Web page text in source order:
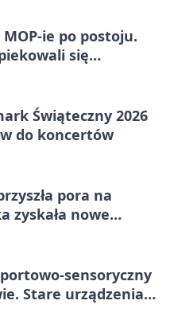
MOP-ie po postoju.
się
Świąteczny 2026
do koncertów
pora na
zyskała nowe
sensoryczny
Stare urządzenia